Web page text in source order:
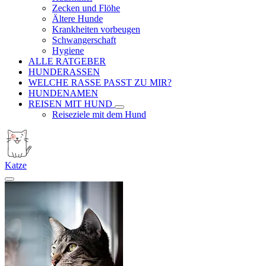
Zecken und Flöhe
Ältere Hunde
Krankheiten vorbeugen
Schwangerschaft
Hygiene
ALLE RATGEBER
HUNDERASSEN
WELCHE RASSE PASST ZU MIR?
HUNDENAMEN
REISEN MIT HUND
Reiseziele mit dem Hund
Katze